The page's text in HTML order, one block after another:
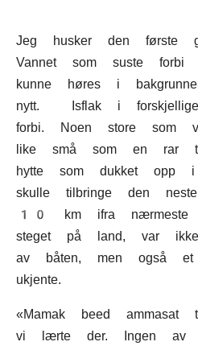
Jeg husker den første
Vannet som suste forbi
kunne høres i
nytt. Isflak i
forbi. Noen store som
like små som en rar
hytte som dukket opp
skulle tilbringe den
10 km ifra nærmeste
steget på land, var
av båten, men også
ukjente.
«Mamak beed
vi lærte der. Ingen av